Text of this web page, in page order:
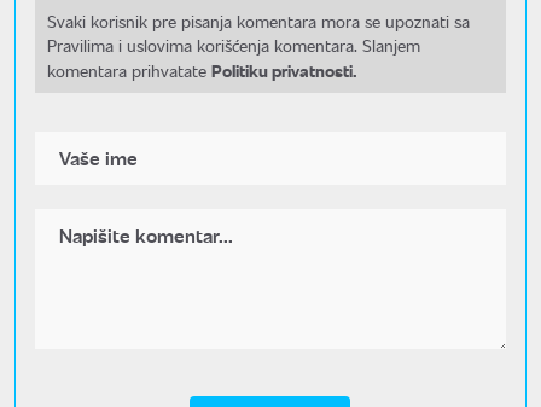
Svaki korisnik pre pisanja komentara mora se upoznati sa
Pravilima i uslovima korišćenja komentara. Slanjem
komentara prihvatate Politiku privatnosti.